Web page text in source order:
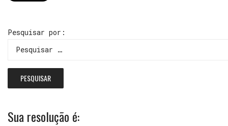
Pesquisar por:
Sua resolução é: